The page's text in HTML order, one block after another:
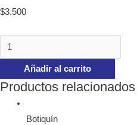
$3.500
Añadir al carrito
Productos relacionados
Botiquín